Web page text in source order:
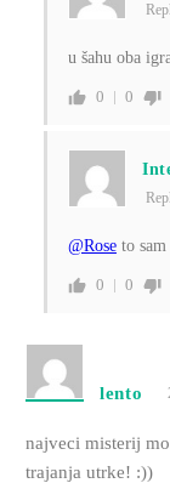
u šahu oba
0 0
@Roseto sam
0 0
lento
najveci misterij
trajanja utrke! :))